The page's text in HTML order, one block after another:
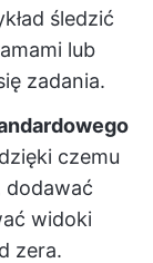
śledzić
lub
zadania.
czemu
dodawać
widoki
zera.